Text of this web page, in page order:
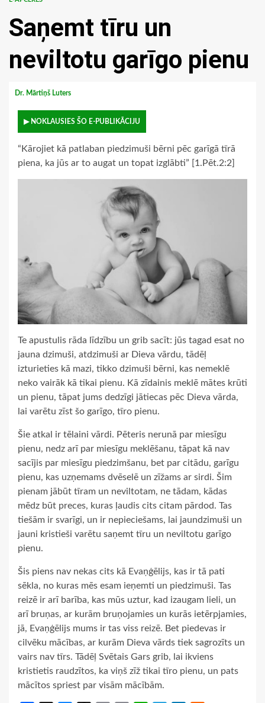
Saņemt tīru un
neviltotu garīgo pienu
Dr. Mārtiņš Luters
▶ NOKLAUSIES ŠO E-PUBLIKĀCIJU
“Kārojiet kā patlaban piedzimuši bērni pēc garīgā tīrā
piena, ka jūs ar to augat un topat izglābti” [1.Pēt.2:2]
Te apustulis rāda līdzību un grib sacīt: jūs tagad esat no
jauna dzimuši, atdzimuši ar Dieva vārdu, tādēļ
izturieties kā mazi, tikko dzimuši bērni, kas nemeklē
neko vairāk kā tikai pienu. Kā zīdainis meklē mātes krūti
un pienu, tāpat jums dedzīgi jātiecas pēc Dieva vārda,
lai varētu zīst šo garīgo, tīro pienu.
Šie atkal ir tēlaini vārdi. Pēteris nerunā par miesīgu
pienu, nedz arī par miesīgu meklēšanu, tāpat kā nav
sacījis par miesīgu piedzimšanu, bet par citādu, garīgu
pienu, kas uzņemams dvēselē un zīžams ar sirdi. Šim
pienam jābūt tīram un neviltotam, ne tādam, kādas
mēdz būt preces, kuras ļaudis cits citam pārdod. Tas
tiešām ir svarīgi, un ir nepieciešams, lai jaundzimuši un
jauni kristieši varētu saņemt tīru un neviltotu garīgo
pienu.
Šis piens nav nekas cits kā Evaņģēlijs, kas ir tā pati
sēkla, no kuras mēs esam ieņemti un piedzimuši. Tas
reizē ir arī barība, kas mūs uztur, kad izaugam lieli, un
arī bruņas, ar kurām bruņojamies un kurās ietērpjamies,
jā, Evaņģēlijs mums ir tas viss reizē. Bet piedevas ir
cilvēku mācības, ar kurām Dieva vārds tiek sagrozīts un
vairs nav tīrs. Tādēļ Svētais Gars grib, lai ikviens
kristietis raudzītos, ka viņš zīž tikai tīro pienu, un pats
mācītos spriest par visām mācībām.